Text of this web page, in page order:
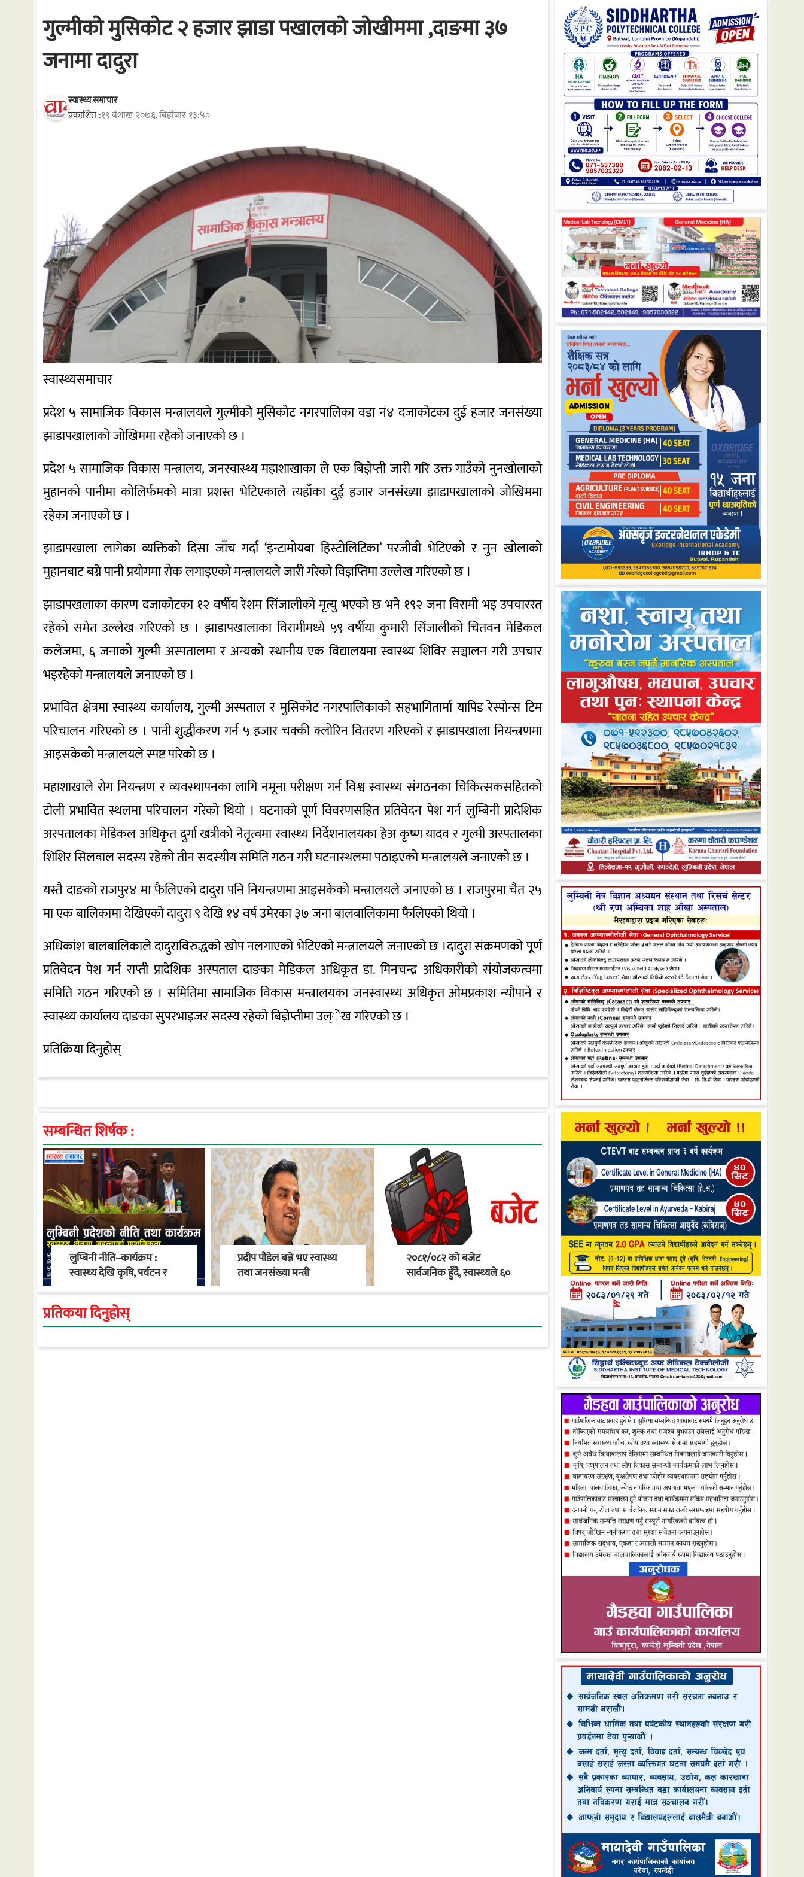
गुल्मीको मुसिकोट २ हजार झाडा पखालको जोखीममा ,दाङमा ३७
जनामा दादुरा
स्वास्थ्य समाचार
प्रकाशित :१९ बैशाख २०७६, बिहीबार १३:५०
स्वास्थ्यसमाचार
प्रदेश ५ सामाजिक विकास मन्त्रालयले गुल्मीको मुसिकोट नगरपालिका वडा नं४ दजाकोटका दुई हजार जनसंख्या
झाडापखालाको जोखिममा रहेको जनाएको छ ।
प्रदेश ५ सामाजिक विकास मन्त्रालय, जनस्वास्थ्य महाशाखाका ले एक बिज्ञेप्ती जारी गरि उक्त गाउँको नुनखोलाको
मुहानको पानीमा कोलिर्फमको मात्रा प्रशस्त भेटिएकाले त्यहाँका दुई हजार जनसंख्या झाडापखालाको जोखिममा
रहेका जनाएको छ ।
झाडापखाला लागेका व्यक्तिको दिसा जाँच गर्दा ‘इन्टामोयबा हिस्टोलिटिका’ परजीवी भेटिएको र नुन खोलाको
मुहानबाट बग्ने पानी प्रयोगमा रोक लगाइएको मन्त्रालयले जारी गरेको विज्ञप्तिमा उल्लेख गरिएको छ ।
झाडापखलाका कारण दजाकोटका १२ वर्षीय रेशम सिंजालीको मृत्यु भएको छ भने १९२ जना विरामी भइ उपचाररत
रहेको समेत उल्लेख गरिएको छ । झाडापखालाका विरामीमध्ये ५९ वर्षीया कुमारी सिंजालीको चितवन मेडिकल
कलेजमा, ६ जनाको गुल्मी अस्पतालमा र अन्यको स्थानीय एक विद्यालयमा स्वास्थ्य शिविर सञ्चालन गरी उपचार
भइरहेको मन्त्रालयले जनाएको छ ।
प्रभावित क्षेत्रमा स्वास्थ्य कार्यालय, गुल्मी अस्पताल र मुसिकोट नगरपालिकाको सहभागितार्मा यापिड रेस्पोन्स टिम
परिचालन गरिएको छ । पानी शुद्धीकरण गर्न ५ हजार चक्की क्लोरिन वितरण गरिएको र झाडापखाला नियन्त्रणमा
आइसकेको मन्त्रालयले स्पष्ट पारेको छ ।
महाशाखाले रोग नियन्त्रण र व्यवस्थापनका लागि नमूना परीक्षण गर्न विश्व स्वास्थ्य संगठनका चिकित्सकसहितको
टोली प्रभावित स्थलमा परिचालन गरेको थियो । घटनाको पूर्ण विवरणसहित प्रतिवेदन पेश गर्न लुम्बिनी प्रादेशिक
अस्पतालका मेडिकल अधिकृत दुर्गा खत्रीको नेतृत्वमा स्वास्थ्य निर्देशनालयका हेअ कृष्ण यादव र गुल्मी अस्पतालका
शिशिर सिलवाल सदस्य रहेको तीन सदस्यीय समिति गठन गरी घटनास्थलमा पठाइएको मन्त्रालयले जनाएको छ ।
यस्तै दाङको राजपुर४ मा फैलिएको दादुरा पनि नियन्त्रणमा आइसकेको मन्त्रालयले जनाएको छ । राजपुरमा चैत २५
मा एक बालिकामा देखिएको दादुरा ९ देखि १४ वर्ष उमेरका ३७ जना बालबालिकामा फैलिएको थियो ।
अधिकांश बालबालिकाले दादुराविरुद्धको खोप नलगाएको भेटिएको मन्त्रालयले जनाएको छ ।दादुरा संक्रमणको पूर्ण
प्रतिवेदन पेश गर्न राप्ती प्रादेशिक अस्पताल दाङका मेडिकल अधिकृत डा. मिनचन्द्र अधिकारीको संयोजकत्वमा
समिति गठन गरिएको छ । समितिमा सामाजिक विकास मन्त्रालयका जनस्वास्थ्य अधिकृत ओमप्रकाश न्यौपाने र
स्वास्थ्य कार्यालय दाङका सुपरभाइजर सदस्य रहेको बिज्ञेप्तीमा उल्ेख गरिएको छ ।
प्रतिक्रिया दिनुहोस्
सम्बन्धित शिर्षक :
लुम्बिनी नीति–कार्यक्रम :
स्वास्थ्य देखि कृषि, पर्यटन र
सुशासनसम्म प्राथमिकता
प्रदीप पौडेल बन्ने भए स्वास्थ्य
तथा जनसंख्या मन्त्री
२०८१/०८२ को बजेट
सार्वजनिक हुँदै, स्वास्थ्यले ६०
अर्ब हाराहारीमा बजेट पाउने
प्रतिकया दिनुहोस्